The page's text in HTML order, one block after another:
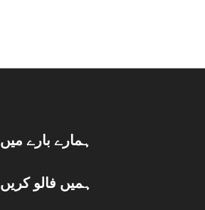
ہمارے بارے میں
ہمیں فالو کریں